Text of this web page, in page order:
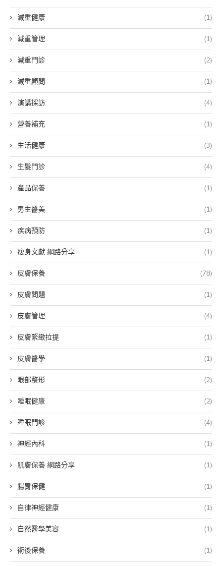
減重健康 (1)
減重管理 (1)
減重門診 (2)
減重顧問 (1)
演講採訪 (4)
營養補充 (1)
生活健康 (3)
生髮門診 (4)
產品保養 (1)
男生醫美 (1)
疾病預防 (1)
瘦身文獻 網路分享 (1)
皮膚保養 (78)
皮膚問題 (1)
皮膚管理 (4)
皮膚緊緻拉提 (1)
皮膚醫學 (1)
眼部整形 (2)
睡眠健康 (2)
睡眠門診 (4)
神經內科 (1)
肌膚保養 網路分享 (1)
腸胃保健 (1)
自律神經健康 (1)
自然醫學美容 (1)
術後保養 (1)